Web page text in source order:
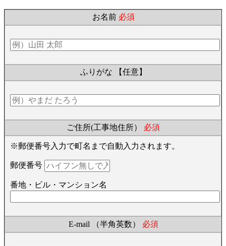
お名前 必須
ふりがな 【任意】
ご住所(工事地住所） 必須
※郵便番号入力で町名まで自動入力されます。
郵便番号
番地・ビル・マンション名
E-mail （半角英数） 必須